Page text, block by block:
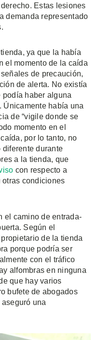
Estas lesiones
demanda representado
ya que la había
el momento de la caída
de precaución,
de alerta. No existía
haber alguna
había una
de “vigile donde se
momento en el
por lo tanto, no
diferente durante
a la tienda, que
con respecto a
condiciones
el camino de entrada-
Según el
de la tienda
porque podría ser
con el tráfico
alfombras en ninguna
que hay varios
bufete de abogados
aseguró una